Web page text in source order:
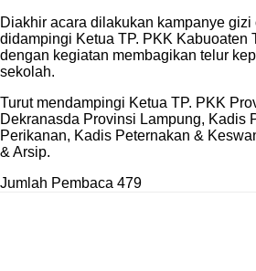
Diakhir acara dilakukan kampanye gizi
didampingi Ketua TP. PKK Kabuoaten
dengan kegiatan membagikan telur
sekolah.
Turut mendampingi Ketua TP. PKK
Dekranasda Provinsi Lampung, Kadis
Perikanan, Kadis Peternakan &
& Arsip.
Jumlah Pembaca 479